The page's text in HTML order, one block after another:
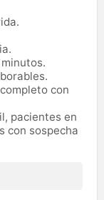
minutos.
con
pacientes en
con sospecha